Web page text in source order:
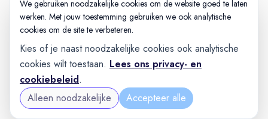
We gebruiken noodzakelijke cookies om de website goed te laten
werken. Met jouw toestemming gebruiken we ook analytische
cookies om de site te verbeteren.
Kies of je naast noodzakelijke cookies ook analytische
cookies wilt toestaan. Lees ons privacy- en
cookiebeleid.
Alleen noodzakelijke
Accepteer alle